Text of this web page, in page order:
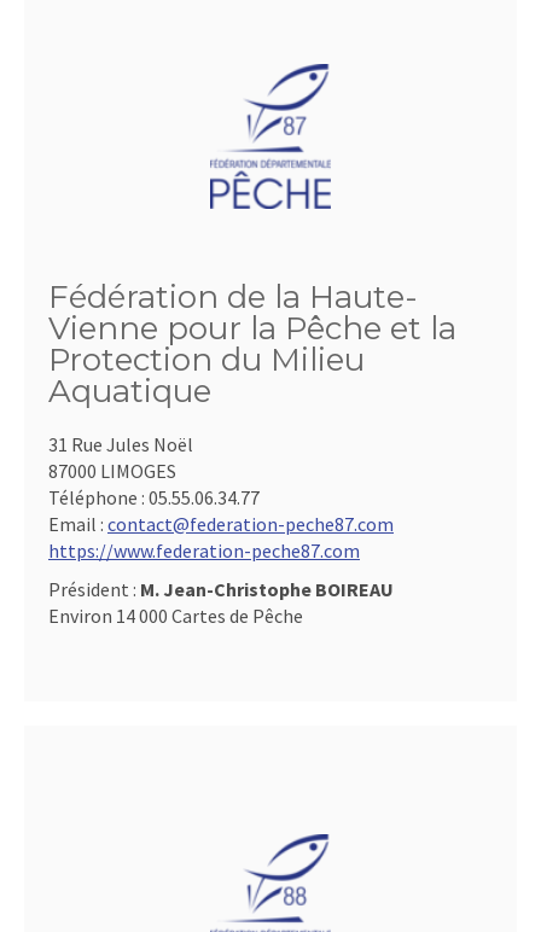
Fédération de la Haute-
Vienne pour la Pêche et la
Protection du Milieu
Aquatique
31 Rue Jules Noël
87000 LIMOGES
Téléphone : 05.55.06.34.77
Email : contact@federation-peche87.com
https://www.federation-peche87.com
Président : M. Jean-Christophe BOIREAU
Environ 14 000 Cartes de Pêche